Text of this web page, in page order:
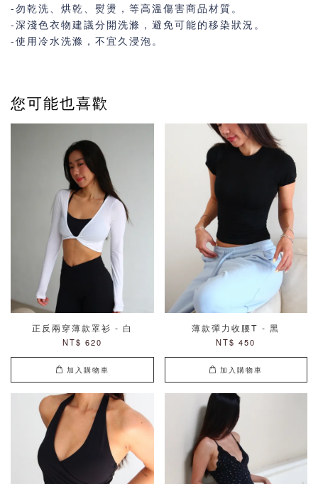
-勿乾洗、烘乾、熨燙，等高溫傷害商品材質。
-深淺色衣物建議分開洗滌，避免可能的移染狀況。
-使用冷水洗滌，不宜久浸泡。
您可能也喜歡
正反兩穿薄款罩衫 - 白
NT$ 620
加入購物車
薄款彈力收腰T - 黑
NT$ 450
加入購物車